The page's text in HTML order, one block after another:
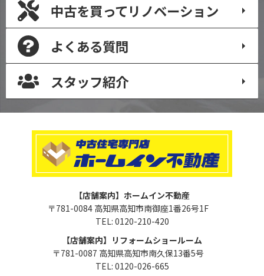
中古を買ってリノベーション
よくある質問
スタッフ紹介
【店舗案内】ホームイン不動産
〒781-0084 高知県高知市南御座1番26号1F
TEL: 0120-210-420
【店舗案内】リフォームショールーム
〒781-0087 高知県高知市南久保13番5号
TEL: 0120-026-665